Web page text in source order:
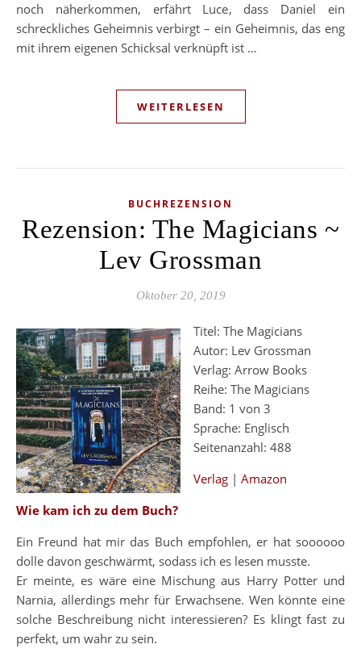
noch näherkommen, erfährt Luce, dass Daniel ein
schreckliches Geheimnis verbirgt – ein Geheimnis, das eng
mit ihrem eigenen Schicksal verknüpft ist …
WEITERLESEN
BUCHREZENSION
Rezension: The Magicians ~
Lev Grossman
Oktober 20, 2019
Titel: The Magicians
Autor: Lev Grossman
Verlag: Arrow Books
Reihe: The Magicians
Band: 1 von 3
Sprache: Englisch
Seitenanzahl: 488
Verlag |Amazon
Wie kam ich zu dem Buch?
Ein Freund hat mir das Buch empfohlen, er hat soooooo
dolle davon geschwärmt, sodass ich es lesen musste.
Er meinte, es wäre eine Mischung aus Harry Potter und
Narnia, allerdings mehr für Erwachsene. Wen könnte eine
solche Beschreibung nicht interessieren? Es klingt fast zu
perfekt, um wahr zu sein.